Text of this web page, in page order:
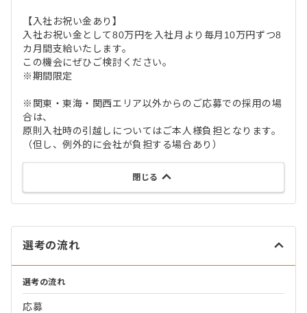
【入社お祝い金あり】
入社お祝い金として80万円を入社月より毎月10万円ずつ8
カ月間支給いたします。
この機会にぜひご検討ください。
※期間限定
※関東・東海・関西エリア以外からのご応募での採用の場
合は、
原則入社時の引越しについてはご本人様負担となります。
（但し、例外的に会社が負担する場合あり）
閉じる
選考の流れ
選考の流れ
応募